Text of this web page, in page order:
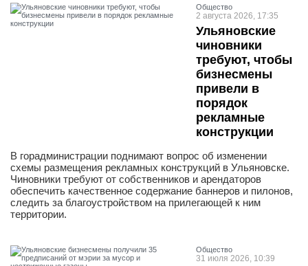
Общество
2 августа 2026, 17:35
Ульяновские
чиновники
требуют, чтобы
бизнесмены
привели в
порядок
рекламные
конструкции
В горадминистрации поднимают вопрос об изменении
схемы размещения рекламных конструкций в Ульяновске.
Чиновники требуют от собственников и арендаторов
обеспечить качественное содержание баннеров и пилонов,
следить за благоустройством на прилегающей к ним
территории.
Общество
31 июля 2026, 10:39